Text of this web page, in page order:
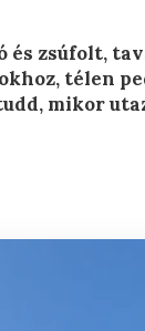
zsúfolt,
télen
mikor